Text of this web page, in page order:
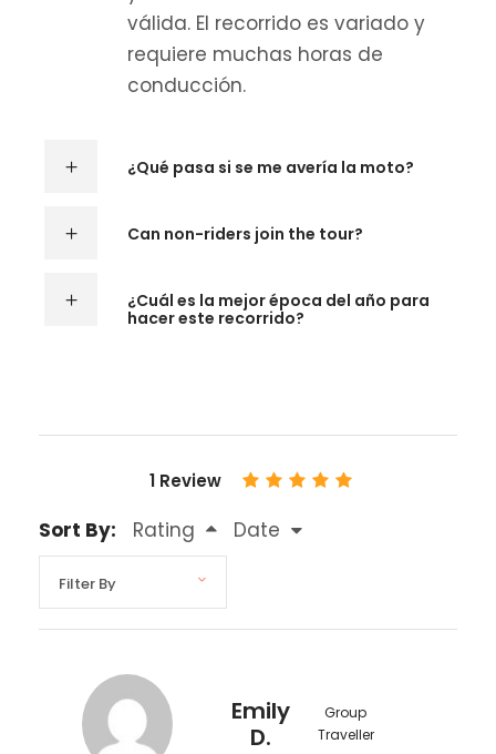
válida. El recorrido es variado y
requiere muchas horas de
conducción.
¿Qué pasa si se me avería la moto?
Can non-riders join the tour?
¿Cuál es la mejor época del año para
hacer este recorrido?
1 Review
Sort By: Rating Date
Emily
D.
Group
Traveller